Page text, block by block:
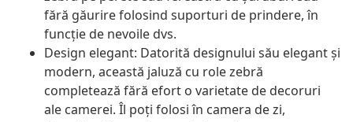
fără găurire folosind suporturi de prindere, în
funcție de nevoile dvs.
Design elegant: Datorită designului său elegant și
modern, această jaluză cu role zebră
completează fără efort o varietate de decoruri
ale camerei. Îl poți folosi în camera de zi,